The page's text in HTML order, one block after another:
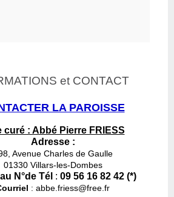
et CONTACT
LA PAROISSE
curé : Abbé Pierre FRIESS
Adresse :
Avenue Charles de Gaulle
01330 Villars-les-Dombes
N°de Tél : 09 56 16 82 42 (*)
: abbe.friess@free.fr